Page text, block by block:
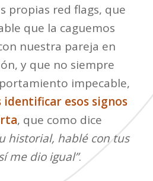
propias red flags, que
que la caguemos
nuestra pareja en
y que no siempre
impecable,
esos signos
, que como dice
historial, hablé con tus
me dio igual”.